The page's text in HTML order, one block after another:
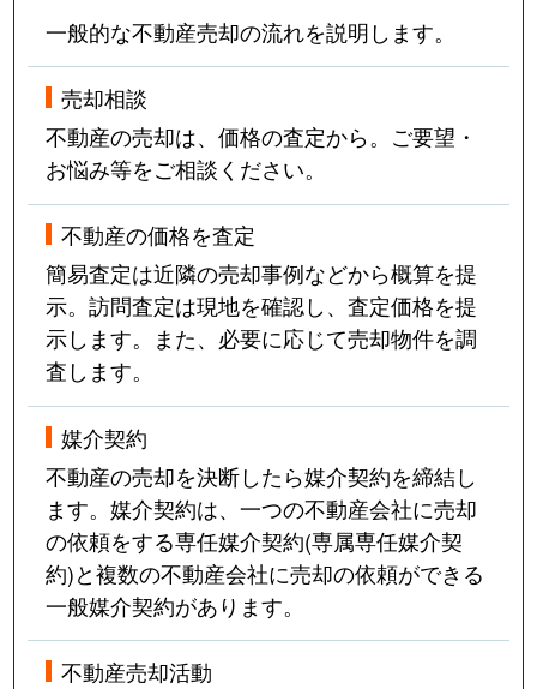
一般的な不動産売却の流れを説明します。
売却相談
不動産の売却は、価格の査定から。ご要望・
お悩み等をご相談ください。
不動産の価格を査定
簡易査定は近隣の売却事例などから概算を提
示。訪問査定は現地を確認し、査定価格を提
示します。また、必要に応じて売却物件を調
査します。
媒介契約
不動産の売却を決断したら媒介契約を締結し
ます。媒介契約は、一つの不動産会社に売却
の依頼をする専任媒介契約(専属専任媒介契
約)と複数の不動産会社に売却の依頼ができる
一般媒介契約があります。
不動産売却活動